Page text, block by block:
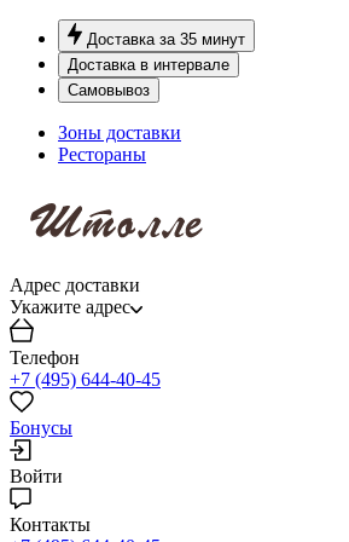
Доставка за 35 минут
Доставка в интервале
Самовывоз
Зоны доставки
Рестораны
Адрес доставки
Укажите адрес
Телефон
+7 (495) 644-40-45
Бонусы
Войти
Контакты